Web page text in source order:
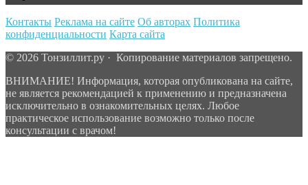
Контакты Реклама на сайте Об авторах Политика
конфиденциальности Карта сайта
© 2026 Тонзиллит.ру · Копирование материалов запрещено.
ВНИМАНИЕ! Информация, которая опубликована на сайте,
не является рекомендацией к применению и предназначена
исключительно в ознакомительных целях. Любое
практическое использование возможно только после
консультации с врачом!